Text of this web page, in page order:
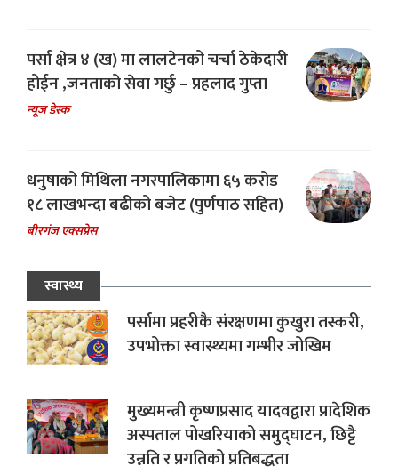
पर्सा क्षेत्र ४ (ख) मा लालटेनको चर्चा ठेकेदारी
होईन ,जनताको सेवा गर्छु – प्रहलाद गुप्ता
न्यूज डेस्क
धनुषाको मिथिला नगरपालिकामा ६५ करोड
१८ लाखभन्दा बढीको बजेट (पुर्णपाठ सहित)
बीरगंज एक्सप्रेस
स्वास्थ्य
पर्सामा प्रहरीकै संरक्षणमा कुखुरा तस्करी,
उपभोक्ता स्वास्थ्यमा गम्भीर जोखिम
मुख्यमन्त्री कृष्णप्रसाद यादवद्वारा प्रादेशिक
अस्पताल पोखरियाको समुद्घाटन, छिट्टै
उन्नति र प्रगतिको प्रतिबद्धता